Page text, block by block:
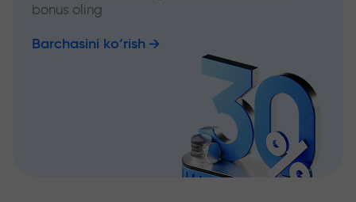
bonus oling
Barchasini ko‘rish